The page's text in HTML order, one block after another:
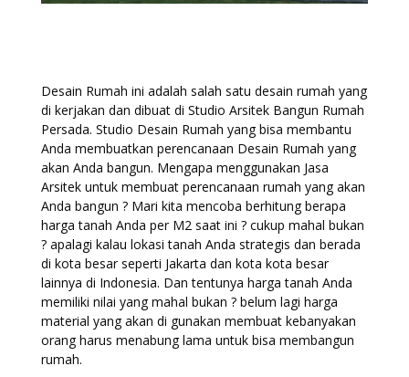
Desain Rumah ini adalah salah satu desain rumah yang
di kerjakan dan dibuat di Studio Arsitek Bangun Rumah
Persada. Studio Desain Rumah yang bisa membantu
Anda membuatkan perencanaan Desain Rumah yang
akan Anda bangun. Mengapa menggunakan Jasa
Arsitek untuk membuat perencanaan rumah yang akan
Anda bangun ? Mari kita mencoba berhitung berapa
harga tanah Anda per M2 saat ini ? cukup mahal bukan
? apalagi kalau lokasi tanah Anda strategis dan berada
di kota besar seperti Jakarta dan kota kota besar
lainnya di Indonesia. Dan tentunya harga tanah Anda
memiliki nilai yang mahal bukan ? belum lagi harga
material yang akan di gunakan membuat kebanyakan
orang harus menabung lama untuk bisa membangun
rumah.